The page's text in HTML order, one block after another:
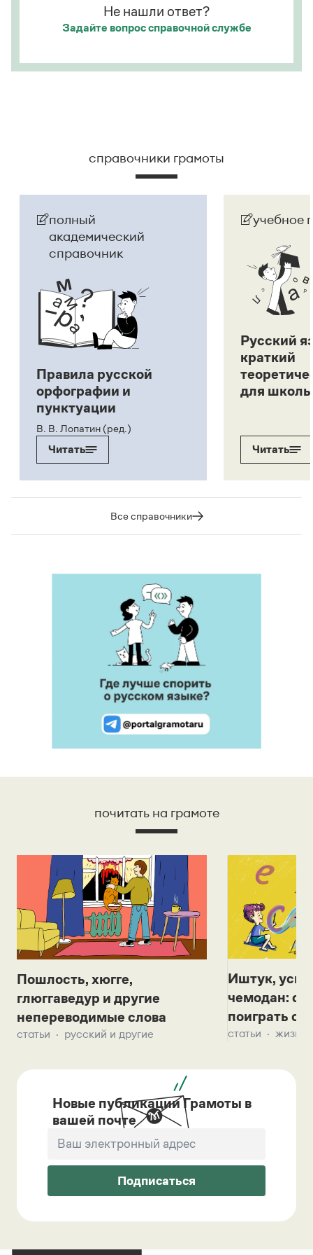
Не нашли ответ?
Задайте вопроссправочной службе
справочники грамоты
полный
академический
справочник
Правила русской
орфографии и
пунктуации
В. В. Лопатин (ред.)
Читать
учебное
Русский
краткий
для
Читать
Все справочники
почитать на грамоте
Пошлость, хюгге,
глюггаведур и другие
непереводимые слова
статьи русский и другие
Иштук,
чемодан:
поиграть с
статьи жизнь
Новые публикации Грамоты в
вашей почте
Подписаться